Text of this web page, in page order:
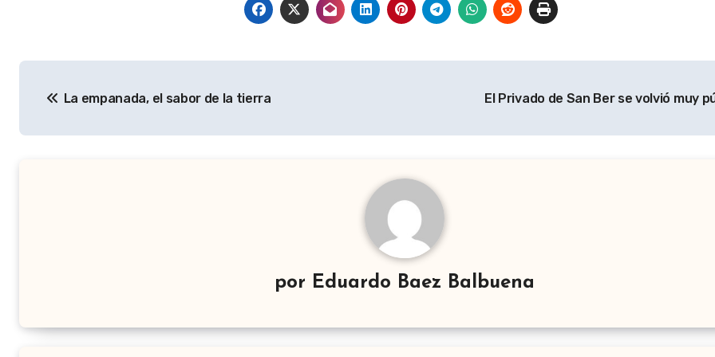
de
entradas
La empanada, el sabor de la tierra El Privado de San Ber se volvió muy
por Eduardo Baez Balbuena